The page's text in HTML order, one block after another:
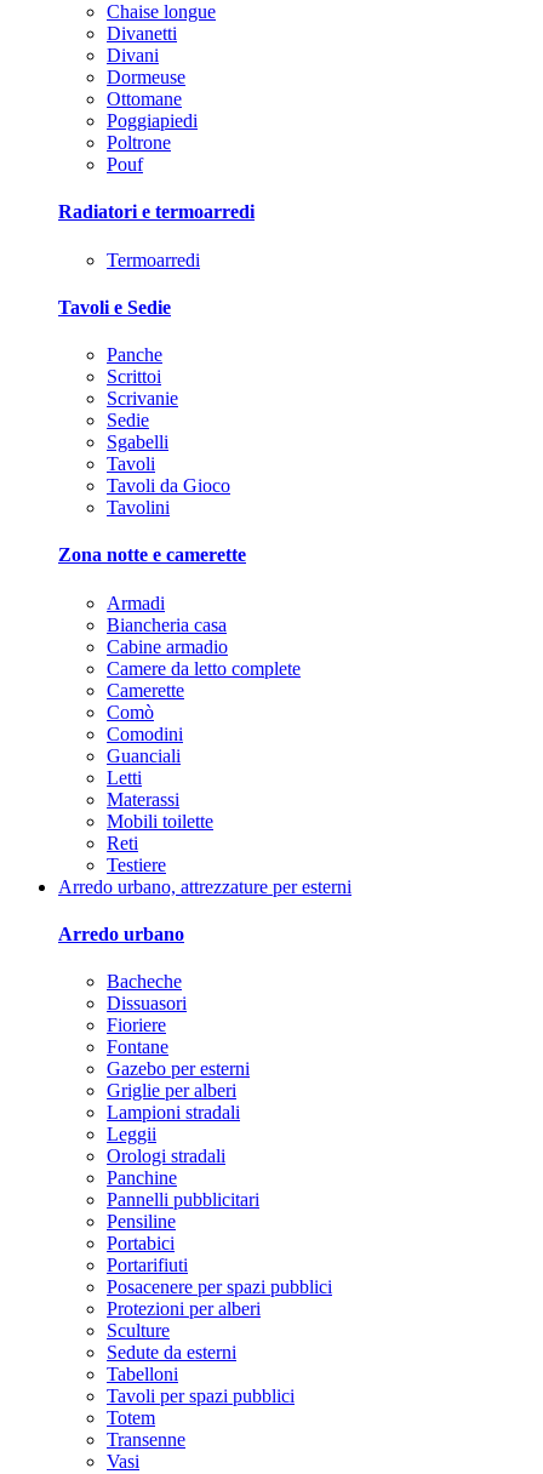
Chaise longue
Divanetti
Divani
Dormeuse
Ottomane
Poggiapiedi
Poltrone
Pouf
Radiatori e termoarredi
Termoarredi
Tavoli e Sedie
Panche
Scrittoi
Scrivanie
Sedie
Sgabelli
Tavoli
Tavoli da Gioco
Tavolini
Zona notte e camerette
Armadi
Biancheria casa
Cabine armadio
Camere da letto complete
Camerette
Comò
Comodini
Guanciali
Letti
Materassi
Mobili toilette
Reti
Testiere
Arredo urbano, attrezzature per esterni
Arredo urbano
Bacheche
Dissuasori
Fioriere
Fontane
Gazebo per esterni
Griglie per alberi
Lampioni stradali
Leggii
Orologi stradali
Panchine
Pannelli pubblicitari
Pensiline
Portabici
Portarifiuti
Posacenere per spazi pubblici
Protezioni per alberi
Sculture
Sedute da esterni
Tabelloni
Tavoli per spazi pubblici
Totem
Transenne
Vasi